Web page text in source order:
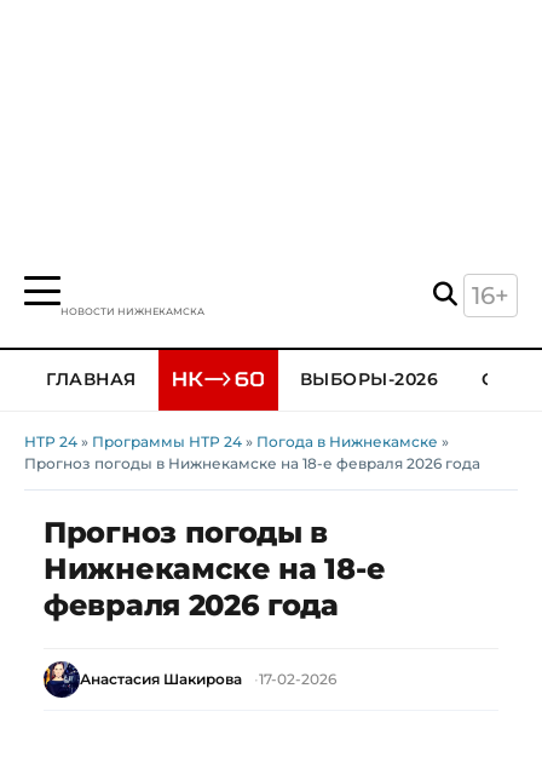
НОВОСТИ НИЖНЕКАМСКА
16+
ГЛАВНАЯ ВЫБОРЫ-2026
НТР 24 » Программы НТР 24 » Погода в Нижнекамске »
Прогноз погоды в Нижнекамске на 18-е февраля 2026 года
Прогноз погоды в
Нижнекамске на 18-е
февраля 2026 года
Анастасия Шакирова 17-02-2026